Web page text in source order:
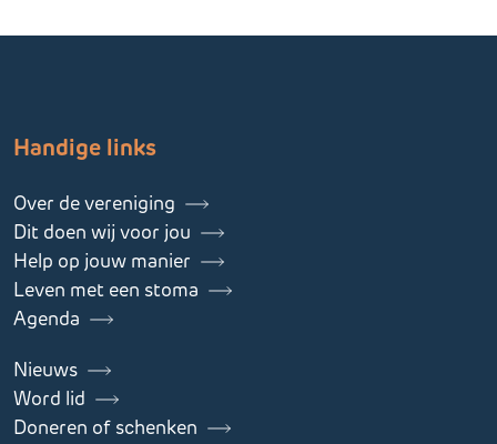
Handige links
Over de vereniging
Dit doen wij voor jou
Help op jouw manier
Leven met een stoma
Agenda
Nieuws
Word lid
Doneren of schenken